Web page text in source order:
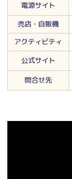
電源サイト
売店・自販機
アクティビティ
公式サイト
問合せ先